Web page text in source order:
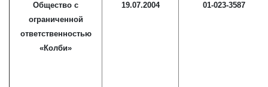
Общество с
ограниченной
ответственностью
«Колби»
19.07.2004 01-023-3587